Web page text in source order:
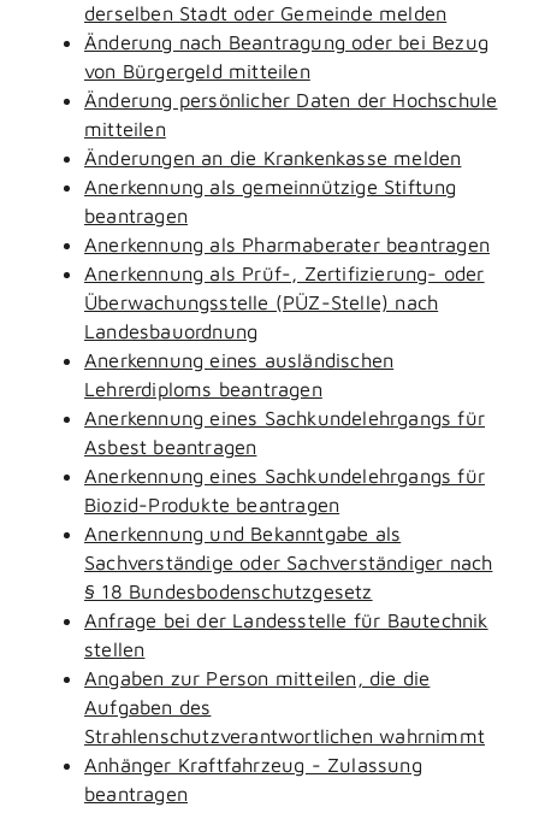
derselben Stadt oder Gemeinde melden
Änderung nach Beantragung oder bei Bezug
von Bürgergeld mitteilen
Änderung persönlicher Daten der Hochschule
mitteilen
Änderungen an die Krankenkasse melden
Anerkennung als gemeinnützige Stiftung
beantragen
Anerkennung als Pharmaberater beantragen
Anerkennung als Prüf-, Zertifizierung- oder
Überwachungsstelle (PÜZ-Stelle) nach
Landesbauordnung
Anerkennung eines ausländischen
Lehrerdiploms beantragen
Anerkennung eines Sachkundelehrgangs für
Asbest beantragen
Anerkennung eines Sachkundelehrgangs für
Biozid-Produkte beantragen
Anerkennung und Bekanntgabe als
Sachverständige oder Sachverständiger nach
§ 18 Bundesbodenschutzgesetz
Anfrage bei der Landesstelle für Bautechnik
stellen
Angaben zur Person mitteilen, die die
Aufgaben des
Strahlenschutzverantwortlichen wahrnimmt
Anhänger Kraftfahrzeug - Zulassung
beantragen